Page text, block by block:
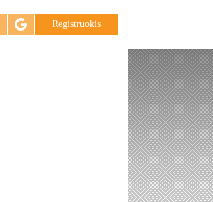
Registruokis